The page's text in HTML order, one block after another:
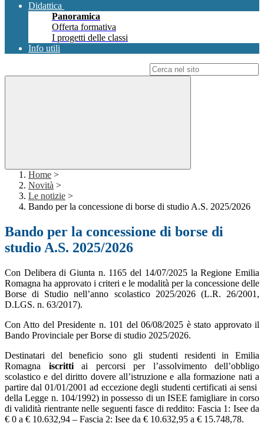
Didattica
Panoramica
Offerta formativa
I progetti delle classi
Info utili
Home >
Novità >
Le notizie >
Bando per la concessione di borse di studio A.S. 2025/2026
Bando per la concessione di borse di
studio A.S. 2025/2026
Con Delibera di Giunta n. 1165 del 14/07/2025 la Regione Emilia
Romagna ha approvato i criteri e le modalità per la concessione delle
Borse di Studio nell’anno scolastico 2025/2026 (L.R. 26/2001,
D.LGS. n. 63/2017).
Con Atto del Presidente n. 101 del 06/08/2025 è stato approvato il
Bando Provinciale per Borse di studio 2025/2026.
Destinatari del beneficio sono gli studenti residenti in Emilia
Romagna
iscritti
ai percorsi per l’assolvimento dell’obbligo
scolastico e del diritto dovere all’istruzione e alla formazione nati a
partire dal 01/01/2001 ad eccezione degli studenti certificati ai sensi
della Legge n. 104/1992) in possesso di un ISEE famigliare in corso
di validità rientrante nelle seguenti fasce di reddito: Fascia 1: Isee da
€ 0 a € 10.632,94 – Fascia 2: Isee da € 10.632,95 a € 15.748,78.